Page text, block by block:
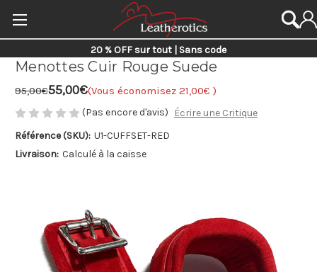
20 % OFF sur tout | Sans code
Menottes Cuir Rouge Suede
95,00€55,00€(Vous économisez 21,00€ )
(Pas encore d'avis)
Écrire une Critique
Référence (SKU): U1-CUFFSET-RED
Livraison: Calculé à la caisse